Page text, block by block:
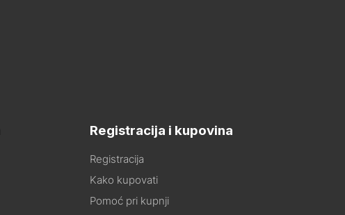
Registracija i kupovina
Registracija
Kako kupovati
Pomoć pri kupnji